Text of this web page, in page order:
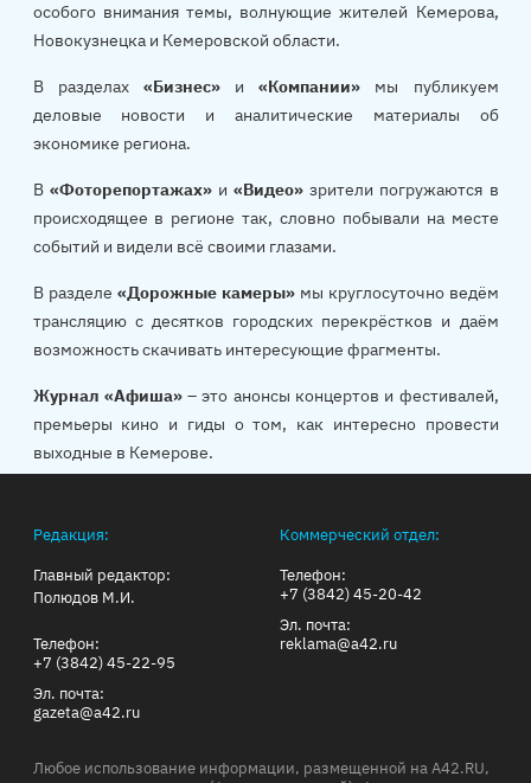
особого внимания темы, волнующие жителей Кемерова,
Новокузнецка и Кемеровской области.
В разделах «Бизнес»и«Компании» мы публикуем
деловые новости и аналитические материалы об
экономике региона.
В «Фоторепортажах»и«Видео» зрители погружаются в
происходящее в регионе так, словно побывали на месте
событий и видели всё своими глазами.
В разделе «Дорожные камеры»мы круглосуточно ведём
трансляцию с десятков городских перекрёстков и даём
возможность скачивать интересующие фрагменты.
Журнал «Афиша»– это анонсы концертов и фестивалей,
премьеры кино и гиды о том, как интересно провести
выходные в Кемерове.
Редакция:
Главный редактор:
Полюдов М.И.
Телефон:
+7 (3842) 45-22-95
Эл. почта:
gazeta@a42.ru
Коммерческий отдел:
Телефон:
+7 (3842) 45-20-42
Эл. почта:
reklama@a42.ru
Любое использование информации, размещенной на A42.RU,